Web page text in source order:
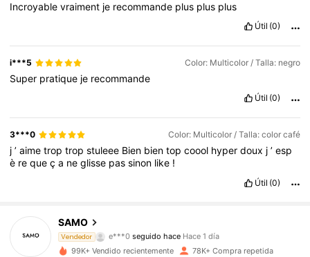
Incroyablevraiment je recommande plus plus plus
Útil (0)
i***5 Color: Multicolor / Talla: negro
Super pratique je recommande
Útil (0)
3***0 Color: Multicolor / Talla: color café
j’aimetroptropstuleee Bien bientopcoool hyperdoux j’esp
è requeça neglisse passinon like !
Útil (0)
SAMO
Vendedor
t***4está navegando
4,84
11K Seguidores
99K+ Vendido recientemente 78K+ Compra repetida